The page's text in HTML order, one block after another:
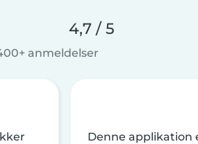
4,7 / 5
anmeldelser
Denne applikation